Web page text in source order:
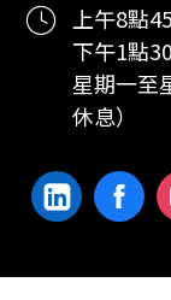
上午8點
下午1點
星期一至
休息）